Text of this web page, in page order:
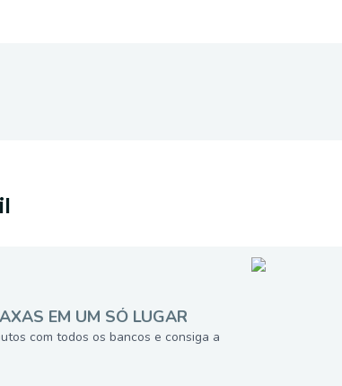
EM UM SÓ LUGAR
com todos os bancos e consiga a